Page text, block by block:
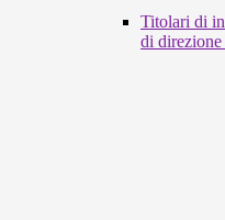
Titolari di
di